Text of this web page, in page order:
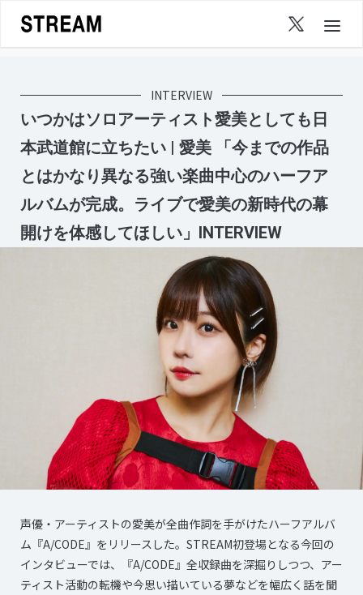
content
INTERVIEW
いつかはソロアーティスト愛美としても日
本武道館に立ちたい | 愛美 「今までの作品
とはかなり異なる強い楽曲中心のハーフア
ルバムが完成。ライブで愛美の新時代の幕
開けを体感してほしい」INTERVIEW
声優・アーティストの愛美が全曲作詞を手がけたハーフアルバ
ム『A/CODE』をリリースした。STREAM初登場となる今回の
インタビューでは、『A/CODE』全収録曲を深掘りしつつ、アー
ティスト活動の転機や今思い描いている夢などを幅広く話を聞